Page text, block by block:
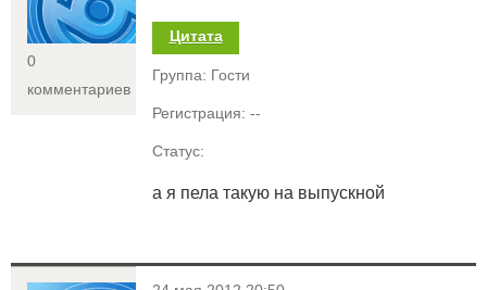
0
комментариев
Цитата
Группа: Гости
Регистрация: --
Статус:
а я пела такую на выпускной